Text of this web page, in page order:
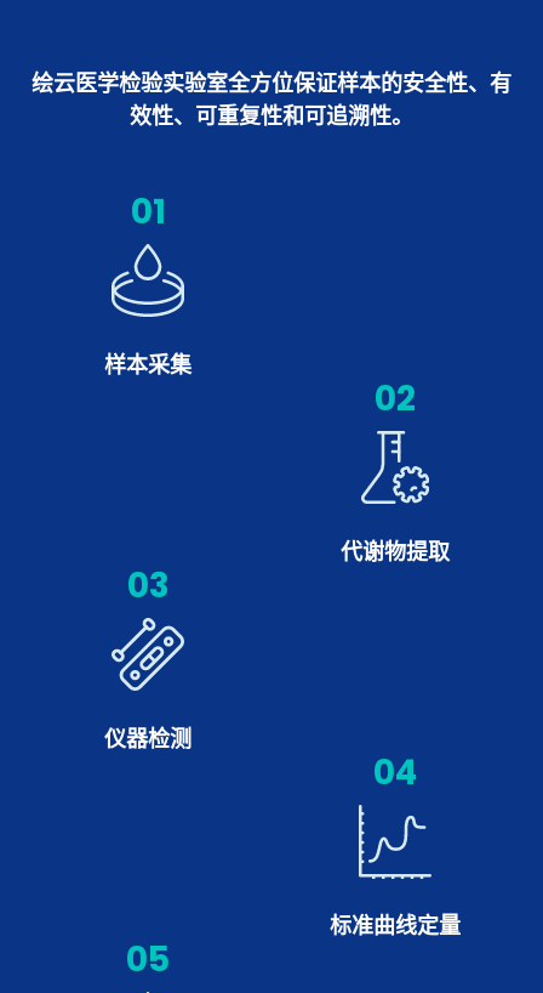
绘云医学检验实验室全方位保证样本的安全性、有
效性、可重复性和可追溯性。
01
样本采集
02
代谢物提取
03
仪器检测
04
标准曲线定量
05